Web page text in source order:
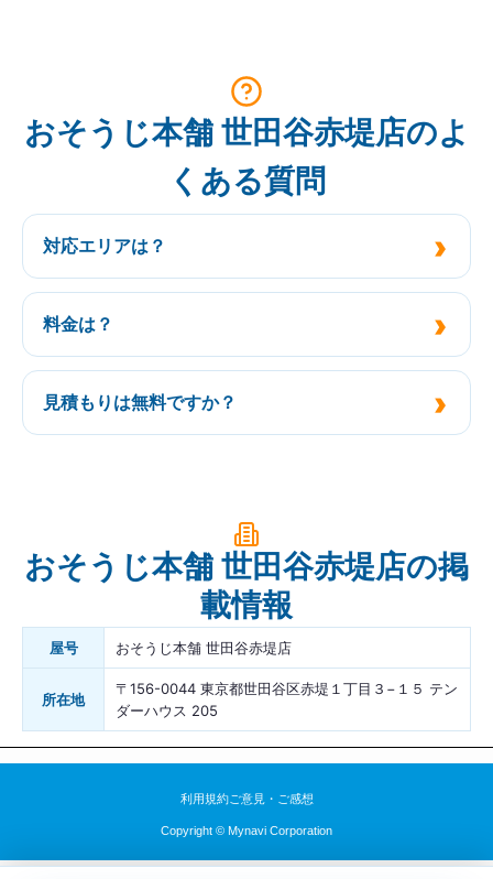
おそうじ本舗 世田谷赤堤店のよ
くある質問
対応エリアは？
料金は？
見積もりは無料ですか？
おそうじ本舗 世田谷赤堤店の掲
載情報
屋号 おそうじ本舗 世田谷赤堤店
所在地
〒156-0044 東京都世田谷区赤堤１丁目３−１５ テン
ダーハウス 205
利用規約ご意見・ご感想
Copyright © Mynavi Corporation